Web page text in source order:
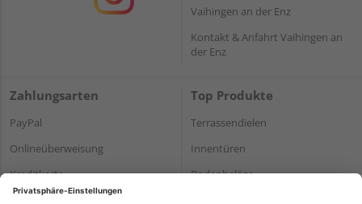
Vaihingen an der Enz
Kontakt & Anfahrt Vaihingen an
der Enz
Zahlungsarten
PayPal
Onlineüberweisung
Kreditkarte
Rechnung*
Top Produkte
Terrassendielen
Innentüren
Bodenbeläge